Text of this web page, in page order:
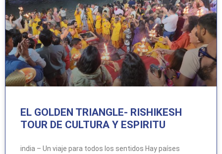
EL GOLDEN TRIANGLE- RISHIKESH
TOUR DE CULTURA Y ESPIRITU
india – Un viaje para todos los sentidos Hay países